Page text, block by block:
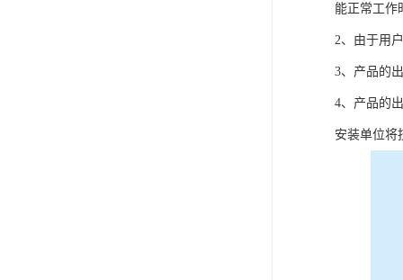
能正常工作
2、由于用
3、产品的
4、产品的
安装单位将